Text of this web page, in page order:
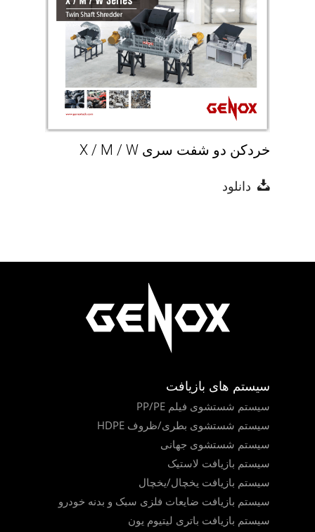
خردکن دو شفت سری X / M / W
دانلود
سیستم های بازیافت
سیستم شستشوی فیلم PP/PE
سیستم شستشوی بطری/ظروف HDPE
سیستم شستشوی جهانی
سیستم بازیافت لاستیک
سیستم بازیافت یخچال/یخچال
سیستم بازیافت ضایعات فلزی سبک و بدنه خودرو
سیستم بازیافت باتری لیتیوم یون